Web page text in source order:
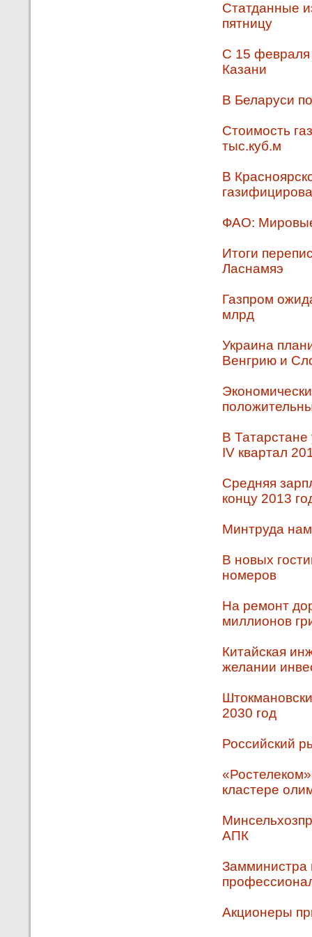
Статданные
пятницу
С 15 февраля
Казани
В Беларуси
Стоимость
тыс.куб.м
В
ФАО: Мировые
Итоги
Ласнамяэ
Газпром
млрд
Украина
Венгрию и
В
IV квартал
Средняя
концу 2013
Минтруда
В новых
номеров
На ремонт
миллионов
Китайская
желании
2030 год
Российский
кластере
АПК
Замминистра
Акционеры